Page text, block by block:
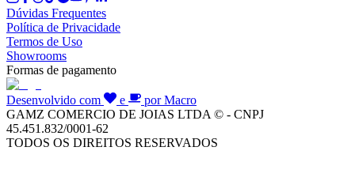
Dúvidas Frequentes
Política de Privacidade
Termos de Uso
Showrooms
Formas de pagamento
Desenvolvido com e
por Macro
GAMZ COMERCIO DE JOIAS LTDA © - CNPJ
45.451.832/0001-62
TODOS OS DIREITOS RESERVADOS